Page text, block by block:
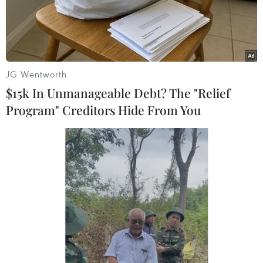
Khai mạc Lễ hội Việt Nam - Hàn
Quốc 2026 rực rỡ sắc màu văn hóa
07/08/2026 15:03
Ngày hội Văn hóa dân tộc Mông lần
thứ 4 sẽ diễn ra tại Điện Biên vào
07/08/2026 09:10
Bản Lồng - nơi văn hóa Mông hòa
nhịp cùng du lịch cộng đồng giữa
cổng trời Pha Đin
JG Wentworth
$15k In Unmanageable Debt? The "Relief
Program" Creditors Hide From You